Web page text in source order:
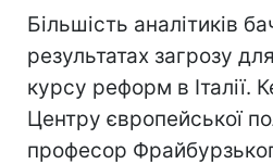
Більшість аналітиків
результатах загрозу
курсу реформ в Італії.
Центру європейської
професор